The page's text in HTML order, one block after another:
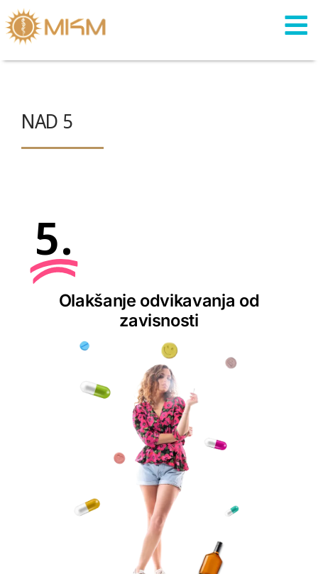
Skip
to
content
NAD 5
5.
Olakšanje odvikavanja od
zavisnosti